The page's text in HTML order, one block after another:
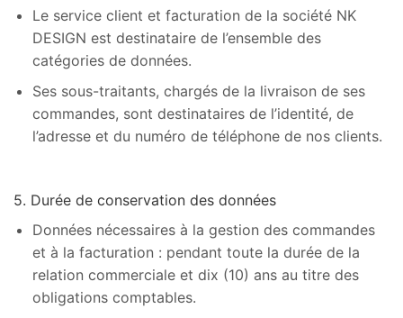
Le service client et facturation de la société NK
DESIGN est destinataire de l’ensemble des
catégories de données.
Ses sous-traitants, chargés de la livraison de ses
commandes, sont destinataires de l’identité, de
l’adresse et du numéro de téléphone de nos clients.
5. Durée de conservation des données
Données nécessaires à la gestion des commandes
et à la facturation : pendant toute la durée de la
relation commerciale et dix (10) ans au titre des
obligations comptables.